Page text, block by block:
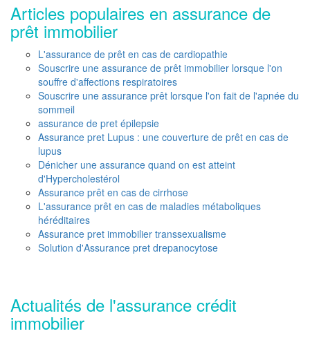
Articles populaires en assurance de
prêt immobilier
L'assurance de prêt en cas de cardiopathie
Souscrire une assurance de prêt immobilier lorsque l'on
souffre d'affections respiratoires
Souscrire une assurance prêt lorsque l'on fait de l'apnée du
sommeil
assurance de pret épilepsie
Assurance pret Lupus : une couverture de prêt en cas de
lupus
Dénicher une assurance quand on est atteint
d'Hypercholestérol
Assurance prêt en cas de cirrhose
L'assurance prêt en cas de maladies métaboliques
héréditaires
Assurance pret immobilier transsexualisme
Solution d'Assurance pret drepanocytose
Actualités de l'assurance crédit
immobilier